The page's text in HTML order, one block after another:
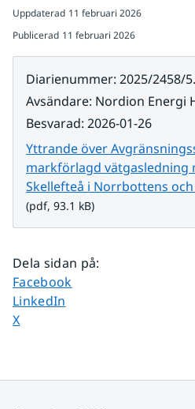
Uppdaterad 11 februari 2026
Publicerad 11 februari 2026
Diarienummer: 2025/2458/
Avsändare: Nordion Energi
Besvarad: 2026-01-26
Yttrande över
markförlagd vätgasledning
Skellefteå i Norrbottens
(pdf, 93.1 kB)
Dela sidan på:
Dela sidan på
Facebook
Dela sidan på
LinkedIn
Dela sidan på
X